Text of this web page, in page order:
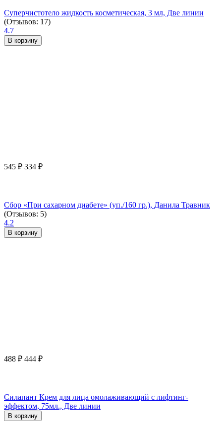
Суперчистотело жидкость косметическая, 3 мл, Две линии
(Отзывов: 17)
4.7
В корзину
545 ₽ 334 ₽
Сбор «При сахарном диабете» (уп./160 гр.), Данила Травник
(Отзывов: 5)
4.2
В корзину
488 ₽ 444 ₽
Силапант Крем для лица омолаживающий с лифтинг-
эффектом, 75мл., Две линии
В корзину